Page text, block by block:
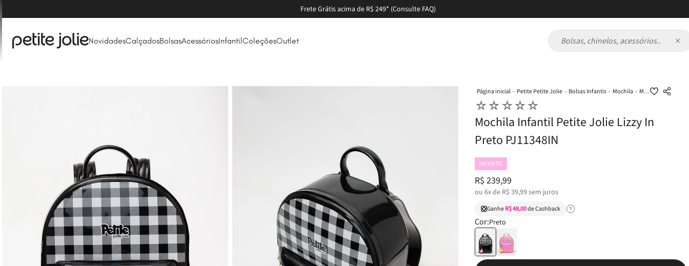
Frete Grátis acima de R$ 249* (Consulte FAQ)
NovidadesCalçadosBolsasAcessóriosInfantilColeçõesOutlet
Bolsas, chinelos, acessórios...
Petite Petite Jolie Bolsas Infantis Mochila Mochila Infantil Petite Jolie Lizzy In Preto PJ11348IN
☆☆☆☆☆
Mochila Infantil Petite Jolie Lizzy In
Preto PJ11348IN
INFANTIL
R$ 239,99
ou 6x de R$ 39,99sem juros
GanheR$ 48,00de Cashback
Cor:Preto